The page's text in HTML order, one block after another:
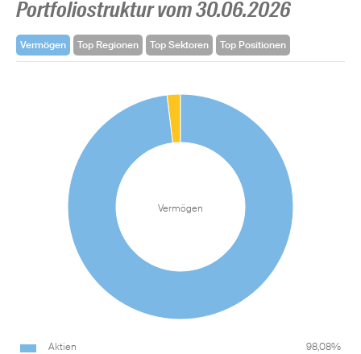
Portfoliostruktur vom 30.06.2026
Vermögen Top Regionen Top Sektoren Top Positionen
Vermögen
Aktien
98,08%